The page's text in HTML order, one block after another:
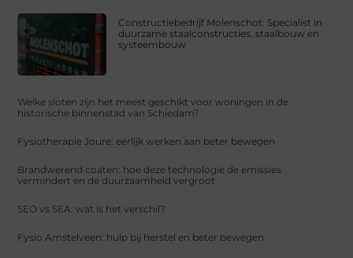
Constructiebedrijf Molenschot: Specialist in
duurzame staalconstructies, staalbouw en
systeembouw
Welke sloten zijn het meest geschikt voor woningen in de
historische binnenstad van Schiedam?
Fysiotherapie Joure: eerlijk werken aan beter bewegen
Brandwerend coaten: hoe deze technologie de emissies
vermindert en de duurzaamheid vergroot
SEO vs SEA: wat is het verschil?
Fysio Amstelveen: hulp bij herstel en beter bewegen